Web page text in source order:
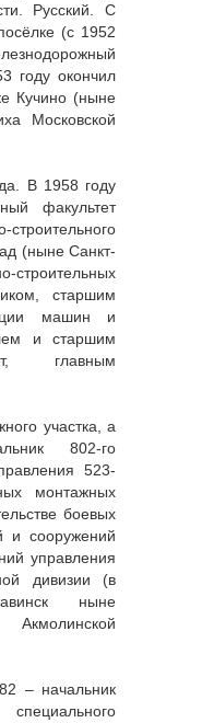
Русский. С
(с 1952
году окончил
Кучино (ныне
Московской
В 1958 году
факультет
(ныне Санкт-
строительных
старшим
машин и
и старшим
главным
участка, а
802-го
523-
монтажных
боевых
и сооружений
управления
дивизии (в
ныне
– начальник